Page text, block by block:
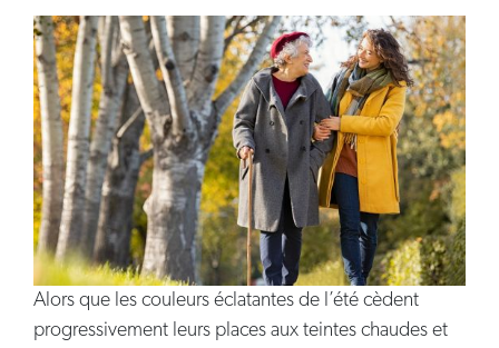
Alors que les couleurs éclatantes de l’été cèdent
progressivement leurs places aux teintes chaudes et